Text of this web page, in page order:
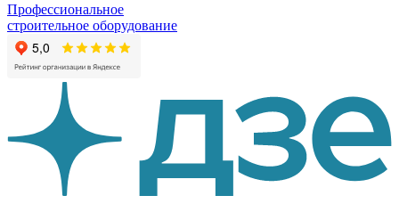
Профессиональное
строительное оборудование